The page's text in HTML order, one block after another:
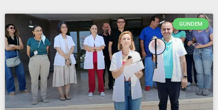
GÜNDEM